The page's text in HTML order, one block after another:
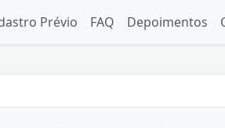
Prévio FAQ Depoimentos